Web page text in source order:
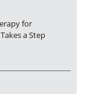
for
a Step